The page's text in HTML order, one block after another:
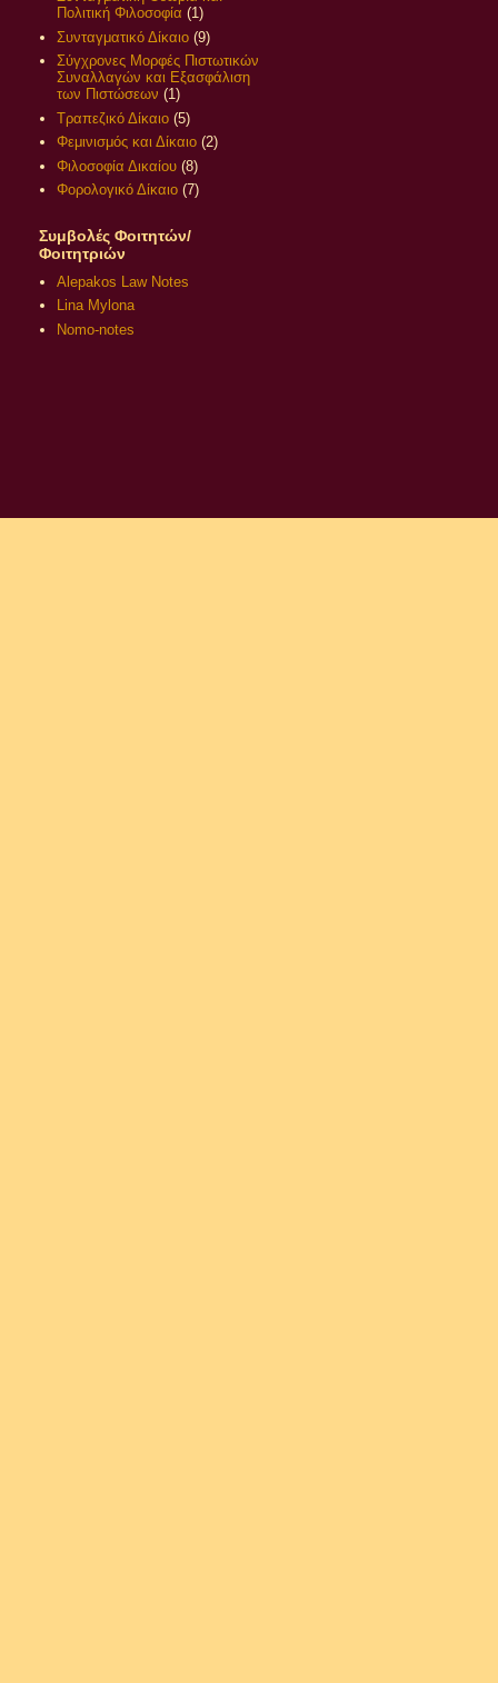
Πολιτική Φιλοσοφία (1)
Συνταγματικό Δίκαιο (9)
Σύγχρονες Μορφές Πιστωτικών
Συναλλαγών και Εξασφάλιση
των Πιστώσεων (1)
Τραπεζικό Δίκαιο (5)
Φεμινισμός και Δίκαιο (2)
Φιλοσοφία Δικαίου (8)
Φορολογικό Δίκαιο (7)
Συμβολές Φοιτητών/
Φοιτητριών
Alepakos Law Notes
Lina Mylona
Nomo-notes